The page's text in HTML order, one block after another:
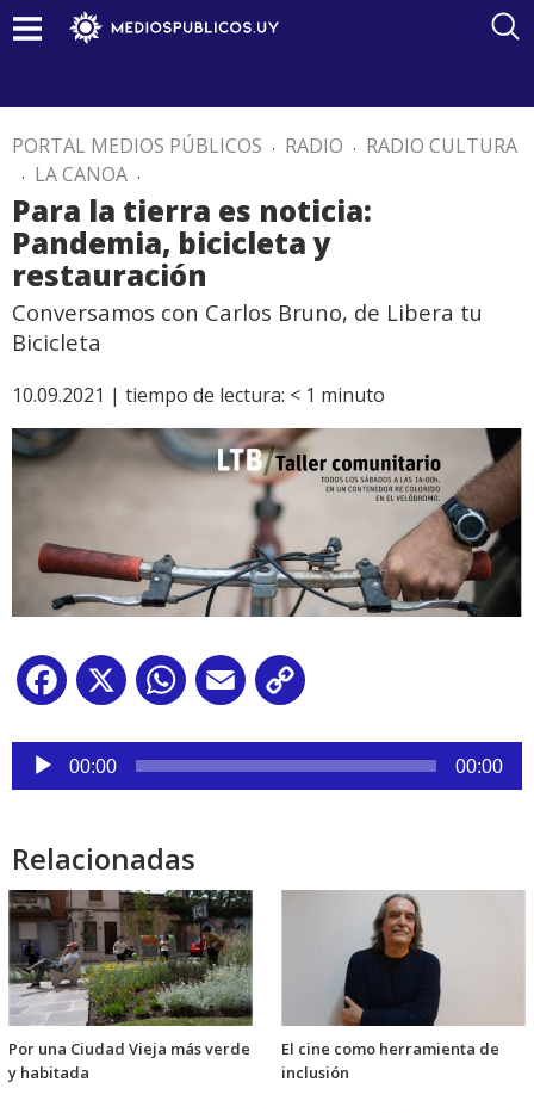
PORTAL MEDIOS PÚBLICOS . RADIO . RADIO CULTURA
. LA CANOA .
Para la tierra es noticia:
Pandemia, bicicleta y
restauración
Conversamos con Carlos Bruno, de Libera tu
Bicicleta
10.09.2021 | tiempo de lectura: < 1 minuto
Facebook
X WhatsApp
Email
Reproductor
audio
00:00 00:00
Relacionadas
Por una Ciudad Vieja más verde
y habitada
El cine como herramienta de
inclusión